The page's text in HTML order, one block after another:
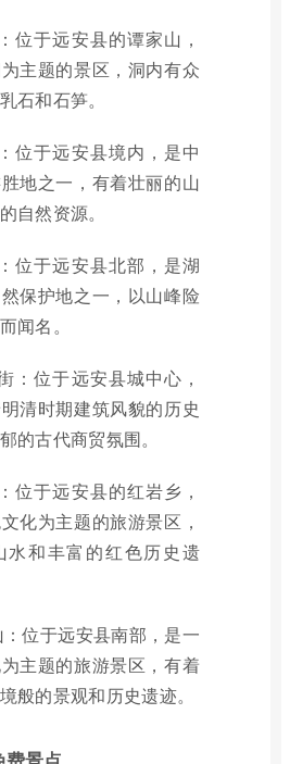
位于远安县的谭家山，
主题的景区，洞内有众
石和石笋。
位于远安县境内，是中
地之一，有着壮丽的山
自然资源。
位于远安县北部，是湖
保护地之一，以山峰险
闻名。
：位于远安县城中心，
清时期建筑风貌的历史
的古代商贸氛围。
位于远安县的红岩乡，
化为主题的旅游景区，
水和丰富的红色历史遗
位于远安县南部，是一
主题的旅游景区，有着
般的景观和历史遗迹。